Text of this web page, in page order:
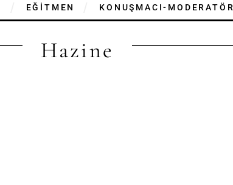
EĞİTMEN KONUŞMACI-MODERATÖR
Hazine